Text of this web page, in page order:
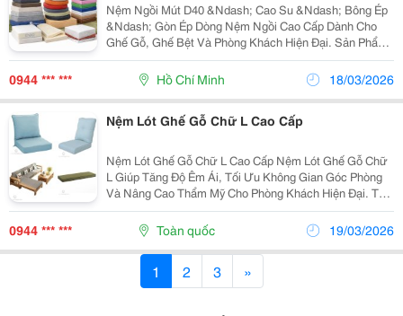
Nệm Ngồi Mút D40 &Ndash; Cao Su &Ndash; Bông Ép
&Ndash; Gòn Ép Dòng Nệm Ngồi Cao Cấp Dành Cho
Ghế Gỗ, Ghế Bệt Và Phòng Khách Hiện Đại. Sản Phẩm
Từ Nemngoi.com&Reg; Được Thiết Kế Với Nhiều Chất
Liệu Khác Nhau Nhằm Mang Lại Độ Êm, Độ Bền Và
0944 *** *** Hồ Chí Minh 18/03/2026
Nệm Lót Ghế Gỗ Chữ L Cao Cấp
Nệm Lót Ghế Gỗ Chữ L Cao Cấp Nệm Lót Ghế Gỗ Chữ
L Giúp Tăng Độ Êm Ái, Tối Ưu Không Gian Góc Phòng
Và Nâng Cao Thẩm Mỹ Cho Phòng Khách Hiện Đại. Tối
Ưu Góc Phòng Tận Dụng Diện Tích Hiệu Quả, Tạo
Nhiều Chỗ Ngồi Hơn. May Đo Chuẩn Form...
0944 *** *** Toàn quốc 19/03/2026
1 2 3 »